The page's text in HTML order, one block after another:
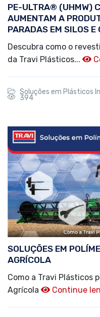
PE-ULTRA® (UHMW)
AUMENTAM A
PARADAS EM SILOS E
Descubra como o
da Travi Plásticos...
Soluções em Plásticos
394
SOLUÇÕES EM
AGRÍCOLA
Como a Travi Plásticos
Agrícola
Continue